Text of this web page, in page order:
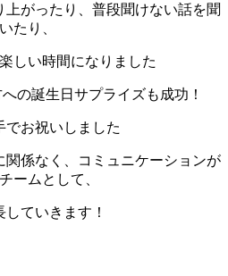
がったり、普段聞けない話を聞
いたり、
しい時間になりました
の誕生日サプライズも成功！
でお祝いしました
関係なく、コミュニケーションが
ームとして、
していきます！